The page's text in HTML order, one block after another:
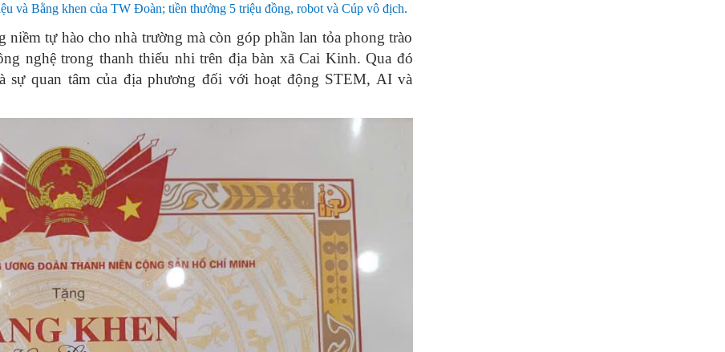
và Bằng khen của TW Đoàn; tiền thưởng 5 triệu đồng, robot và Cúp vô địch.
tự hào cho nhà trường mà còn góp phần lan tỏa phong trào
nghệ trong thanh thiếu nhi trên địa bàn xã Cai Kinh. Qua đó
sự quan tâm của địa phương đối với hoạt động STEM, AI và